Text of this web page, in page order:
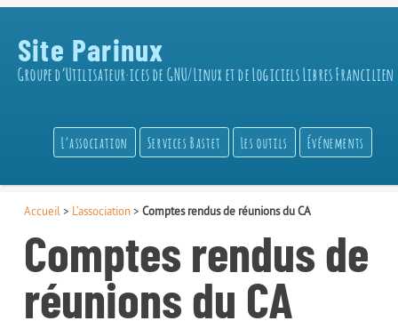
Site Parinux
Groupe d’Utilisateur·ices de GNU/Linux et de Logiciels Libres Francilien
L’association Services Bastet Les outils Événements
Accueil > L’association> Comptes rendus de réunions du CA
Comptes rendus de
réunions du CA